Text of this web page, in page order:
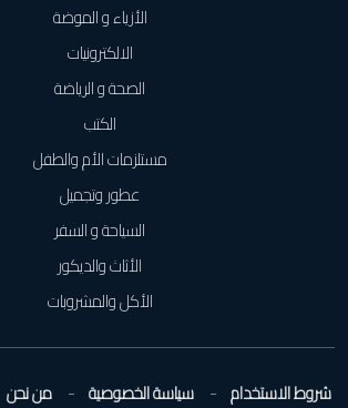
الأزياء و الموضة
الالكترونيات
الصحة و الرياضة
الكتب
مستلزمات الأم والطفل
عطور وتجميل
السياحة و السفر
الأثاث والديكور
الأكل والمشروبات
شروط الاستخدام سياسة الخصوصية من نحن